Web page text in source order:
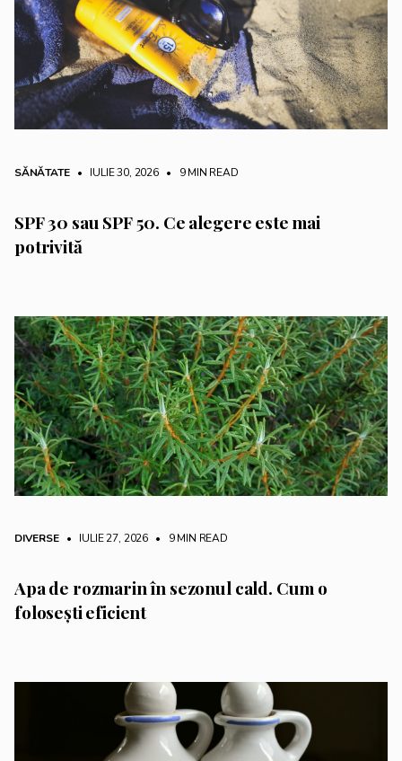
SĂNĂTATE • IULIE 30, 2026 • 9 MIN READ
SPF 30 sau SPF 50. Ce alegere este mai
potrivită
DIVERSE • IULIE 27, 2026 • 9 MIN READ
Apa de rozmarin în sezonul cald. Cum o
folosești eficient